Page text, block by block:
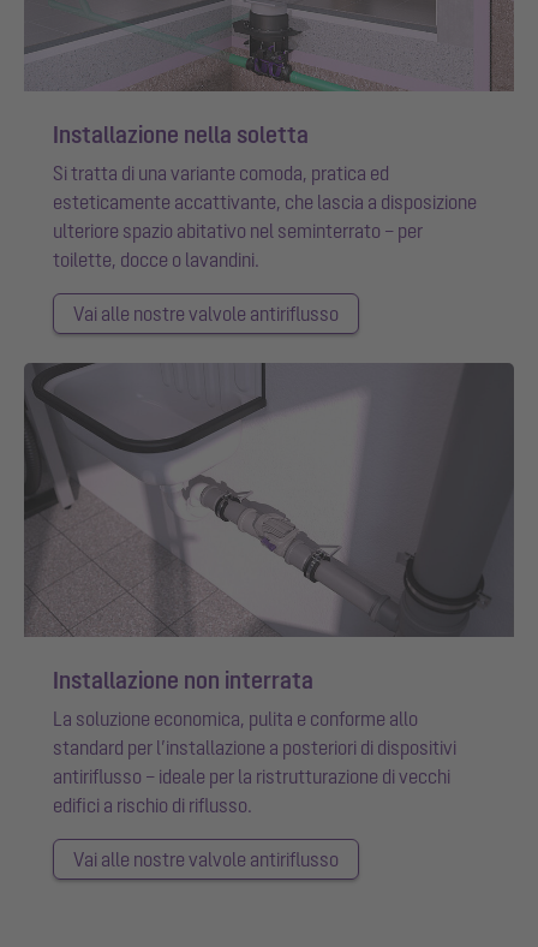
Installazione nella soletta
Si tratta di una variante comoda, pratica ed
esteticamente accattivante, che lascia a disposizione
ulteriore spazio abitativo nel seminterrato – per
toilette, docce o lavandini.
Vai alle nostre valvole antiriflusso
Installazione non interrata
La soluzione economica, pulita e conforme allo
standard per l’installazione a posteriori di dispositivi
antiriflusso – ideale per la ristrutturazione di vecchi
edifici a rischio di riflusso.
Vai alle nostre valvole antiriflusso